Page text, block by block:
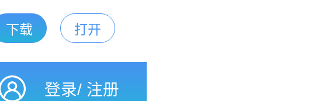
下载
登录/ 注册
打开
下载